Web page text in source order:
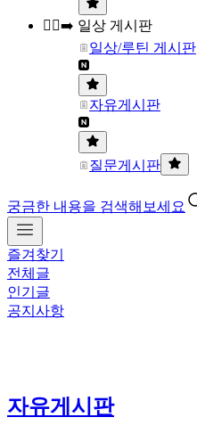
🏃‍♀️‍➡️ 일상 게시판
일상/루틴 게시판
자유게시판
질문게시판
궁금한 내용을 검색해보세요
즐겨찾기
전체글
인기글
공지사항
자유게시판